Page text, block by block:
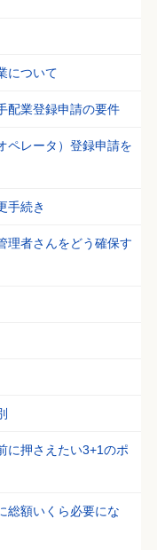
について
配業登録申請の要件
ペレータ）登録申請を
手続き
理者さんをどう確保す
に押さえたい3+1のポ
総額いくら必要にな